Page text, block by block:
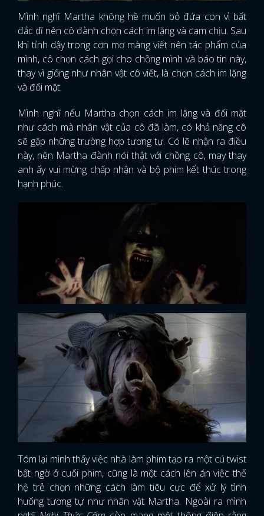
x
ĐĂNG NHẬP
Mình nghĩ Martha không hề muốn bỏ đứa con vì bất
đắc dĩ nên cô đành chọn cách im lặng và cam chịu. Sau
khi tỉnh dậy trong cơn mơ màng viết nên tác phẩm của
mình, cô chọn cách gọi cho chồng mình và báo tin này,
thay vì giống như nhân vật cô viết, là chọn cách im lặng
và đối mặt.
Mình nghĩ nếu Martha chọn cách im lặng và đối mặt
như cách mà nhân vật của cô đã làm, có khả năng cô
sẽ gặp những trường hợp tương tự. Có lẽ nhận ra điều
này, nên Martha đành nói thật với chồng cô, may thay
anh ấy vui mừng chấp nhận và bộ phim kết thúc trong
hạnh phúc.
Tóm lại mình thấy việc nhà làm phim tạo ra một cú twist
bất ngờ ở cuối phim, cũng là một cách lên án việc thế
hệ trẻ chọn những cách làm tiêu cực để xử lý tình
huống tương tự như nhân vật Martha. Ngoài ra mình